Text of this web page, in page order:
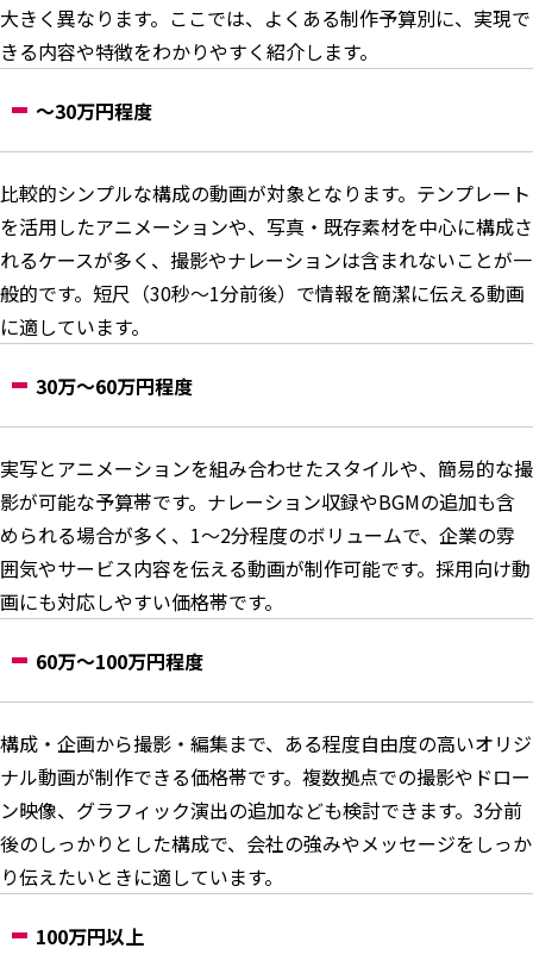
大きく異なります。ここでは、よくある制作予算別に、実現で
きる内容や特徴をわかりやすく紹介します。
〜30万円程度
比較的シンプルな構成の動画が対象となります。テンプレート
を活用したアニメーションや、写真・既存素材を中心に構成さ
れるケースが多く、撮影やナレーションは含まれないことが一
般的です。短尺（30秒〜1分前後）で情報を簡潔に伝える動画
に適しています。
30万〜60万円程度
実写とアニメーションを組み合わせたスタイルや、簡易的な撮
影が可能な予算帯です。ナレーション収録やBGMの追加も含
められる場合が多く、1〜2分程度のボリュームで、企業の雰
囲気やサービス内容を伝える動画が制作可能です。採用向け動
画にも対応しやすい価格帯です。
60万〜100万円程度
構成・企画から撮影・編集まで、ある程度自由度の高いオリジ
ナル動画が制作できる価格帯です。複数拠点での撮影やドロー
ン映像、グラフィック演出の追加なども検討できます。3分前
後のしっかりとした構成で、会社の強みやメッセージをしっか
り伝えたいときに適しています。
100万円以上